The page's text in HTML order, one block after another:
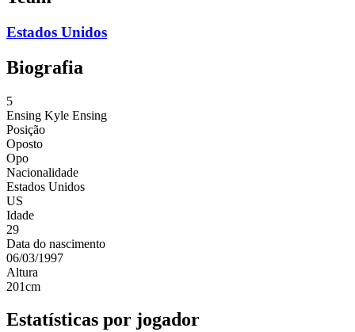
Estados Unidos
Biografia
5
Ensing Kyle Ensing
Posição
Oposto
Opo
Nacionalidade
Estados Unidos
US
Idade
29
Data do nascimento
06/03/1997
Altura
201cm
Estatísticas por jogador